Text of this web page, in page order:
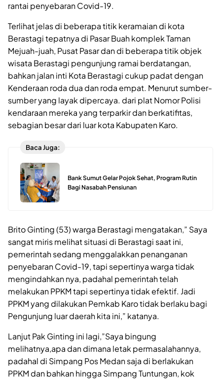
rantai penyebaran Covid-19.
Terlihat jelas di beberapa titik keramaian di kota
Berastagi tepatnya di Pasar Buah komplek Taman
Mejuah-juah, Pusat Pasar dan di beberapa titik objek
wisata Berastagi pengunjung ramai berdatangan,
bahkan jalan inti Kota Berastagi cukup padat dengan
Kenderaan roda dua dan roda empat. Menurut sumber-
sumber yang layak dipercaya. dari plat Nomor Polisi
kendaraan mereka yang terparkir dan berkatifitas,
sebagian besar dari luar kota Kabupaten Karo.
Baca Juga:
Bank Sumut Gelar Pojok Sehat, Program Rutin
Bagi Nasabah Pensiunan
Brito Ginting (53) warga Berastagi mengatakan,” Saya
sangat miris melihat situasi di Berastagi saat ini,
pemerintah sedang menggalakkan penanganan
penyebaran Covid-19, tapi sepertinya warga tidak
mengindahkan nya, padahal pemerintah telah
melakukan PPKM tapi sepertinya tidak efektif. Jadi
PPKM yang dilakukan Pemkab Karo tidak berlaku bagi
Pengunjung luar daerah kita ini,” katanya.
Lanjut Pak Ginting ini lagi,”Saya bingung
melihatnya,apa dan dimana letak permasalahannya,
padahal di Simpang Pos Medan saja di berlakukan
PPKM dan bahkan hingga Simpang Tuntungan, kok